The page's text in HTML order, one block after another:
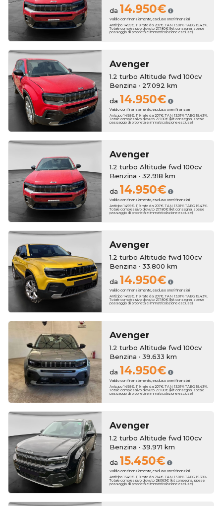
da 14.950€
Valido con finanziamento, escluso oneri finanziari
Anticipo 1495€. 119 rate da 207€. TAN 13.01% TAEG 15.43%.
Totale complessivo dovuto 27.180€ (kit consegna, spese
passaggio di proprietà e immatricolazione escluse)
Avenger
1.2 turbo Altitude fwd 100cv
Benzina · 27.092 km
da 14.950€
Valido con finanziamento, escluso oneri finanziari
Anticipo 1495€. 119 rate da 207€. TAN 13.01% TAEG 15.43%.
Totale complessivo dovuto 27.180€ (kit consegna, spese
passaggio di proprietà e immatricolazione escluse)
Avenger
1.2 turbo Altitude fwd 100cv
Benzina · 32.918 km
da 14.950€
Valido con finanziamento, escluso oneri finanziari
Anticipo 1495€. 119 rate da 207€. TAN 13.01% TAEG 15.43%.
Totale complessivo dovuto 27.180€ (kit consegna, spese
passaggio di proprietà e immatricolazione escluse)
Avenger
1.2 turbo Altitude fwd 100cv
Benzina · 33.800 km
da 14.950€
Valido con finanziamento, escluso oneri finanziari
Anticipo 1495€. 119 rate da 207€. TAN 13.01% TAEG 15.43%.
Totale complessivo dovuto 27.180€ (kit consegna, spese
passaggio di proprietà e immatricolazione escluse)
Avenger
1.2 turbo Altitude fwd 100cv
Benzina · 39.633 km
da 14.950€
Valido con finanziamento, escluso oneri finanziari
Anticipo 1495€. 119 rate da 207€. TAN 13.01% TAEG 15.43%.
Totale complessivo dovuto 27.180€ (kit consegna, spese
passaggio di proprietà e immatricolazione escluse)
Avenger
1.2 turbo Altitude fwd 100cv
Benzina · 39.971 km
da 15.450€
Valido con finanziamento, escluso oneri finanziari
Anticipo 1545€. 119 rate da 214€. TAN 13.01% TAEG 15.38%.
Totale complessivo dovuto 28.063€ (kit consegna, spese
passaggio di proprietà e immatricolazione escluse)